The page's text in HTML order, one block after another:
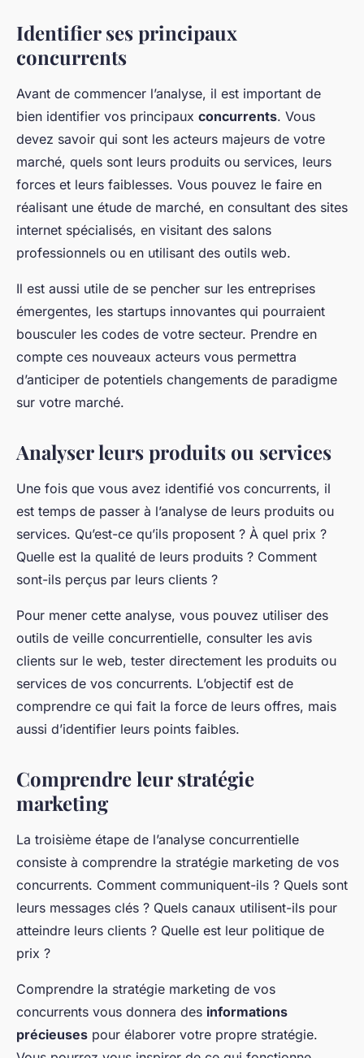
Identifier ses principaux
concurrents
Avant de commencer l’analyse, il est important de
bien identifier vos principaux concurrents. Vous
devez savoir qui sont les acteurs majeurs de votre
marché, quels sont leurs produits ou services, leurs
forces et leurs faiblesses. Vous pouvez le faire en
réalisant une étude de marché, en consultant des sites
internet spécialisés, en visitant des salons
professionnels ou en utilisant des outils web.
Il est aussi utile de se pencher sur les entreprises
émergentes, les startups innovantes qui pourraient
bousculer les codes de votre secteur. Prendre en
compte ces nouveaux acteurs vous permettra
d’anticiper de potentiels changements de paradigme
sur votre marché.
Analyser leurs produits ou services
Une fois que vous avez identifié vos concurrents, il
est temps de passer à l’analyse de leurs produits ou
services. Qu’est-ce qu’ils proposent ? À quel prix ?
Quelle est la qualité de leurs produits ? Comment
sont-ils perçus par leurs clients ?
Pour mener cette analyse, vous pouvez utiliser des
outils de veille concurrentielle, consulter les avis
clients sur le web, tester directement les produits ou
services de vos concurrents. L’objectif est de
comprendre ce qui fait la force de leurs offres, mais
aussi d’identifier leurs points faibles.
Comprendre leur stratégie
marketing
La troisième étape de l’analyse concurrentielle
consiste à comprendre la stratégie marketing de vos
concurrents. Comment communiquent-ils ? Quels sont
leurs messages clés ? Quels canaux utilisent-ils pour
atteindre leurs clients ? Quelle est leur politique de
prix ?
Comprendre la stratégie marketing de vos
concurrents vous donnera des informations
précieuses pour élaborer votre propre stratégie.